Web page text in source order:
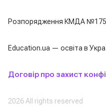
Розпорядження КМДА
Education.ua — освіта в
Договір про захист
2026 All rights reserved